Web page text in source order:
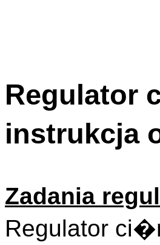
Regulator
instrukcja
Zadania
Regulator